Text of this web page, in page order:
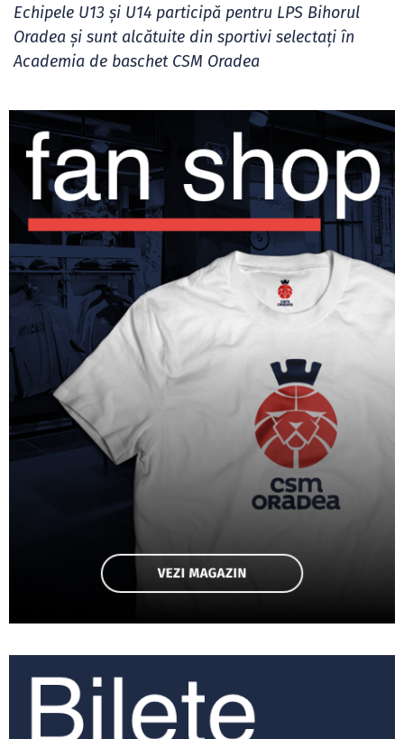
Echipele U13 și U14 participă pentru LPS Bihorul
Oradea și sunt alcătuite din sportivi selectați în
Academia de baschet CSM Oradea